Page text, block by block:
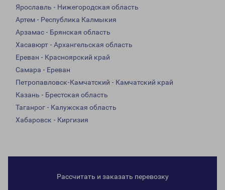
Ярославль - Нижегородская область
Артем - Республика Калмыкия
Арзамас - Брянская область
Хасавюрт - Архангельская область
Ереван - Красноярский край
Самара - Ереван
Петропавловск-Камчатский - Камчатский край
Казань - Брестская область
Таганрог - Калужская область
Хабаровск - Киргизия
Рассчитать и заказать перевозку